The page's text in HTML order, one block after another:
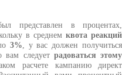
представлен в процентах,
в среднемквота реакций
3% , у вас должен получиться
вам следует радоваться этому
расчете кампанию директ